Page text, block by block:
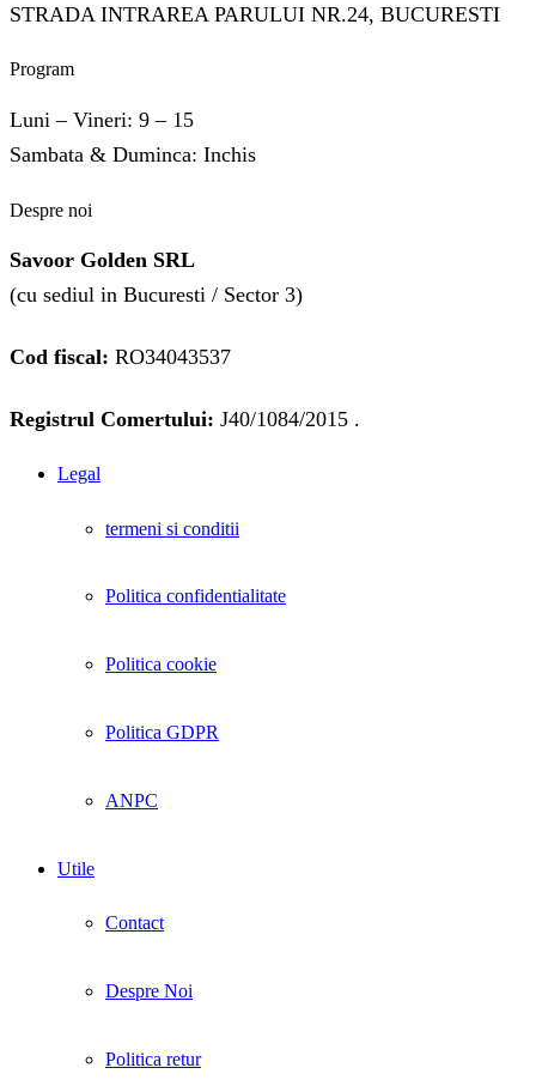
STRADA INTRAREA PARULUI NR.24, BUCURESTI
Program
Luni – Vineri: 9 – 15
Sambata & Duminca: Inchis
Despre noi
Savoor Golden SRL
(cu sediul in Bucuresti / Sector 3)
Cod fiscal: RO34043537
Registrul Comertului: J40/1084/2015 .
Legal
termeni si conditii
Politica confidentialitate
Politica cookie
Politica GDPR
ANPC
Utile
Contact
Despre Noi
Politica retur